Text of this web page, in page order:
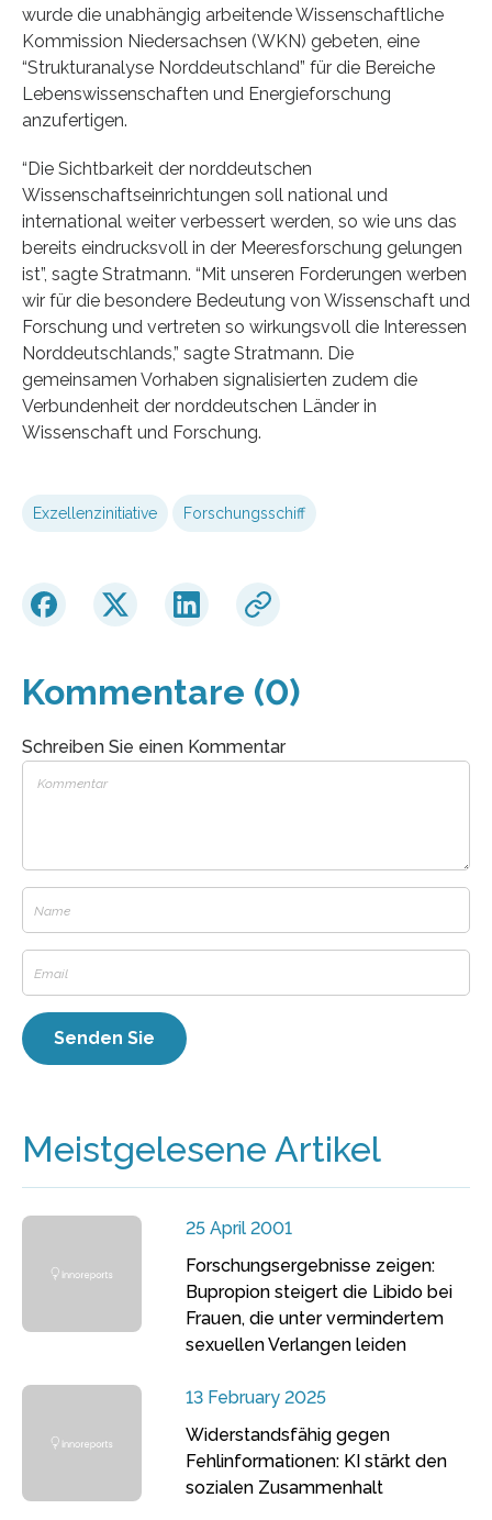
wurde die unabhängig arbeitende Wissenschaftliche
Kommission Niedersachsen (WKN) gebeten, eine
“Strukturanalyse Norddeutschland” für die Bereiche
Lebenswissenschaften und Energieforschung
anzufertigen.
“Die Sichtbarkeit der norddeutschen
Wissenschaftseinrichtungen soll national und
international weiter verbessert werden, so wie uns das
bereits eindrucksvoll in der Meeresforschung gelungen
ist”, sagte Stratmann. “Mit unseren Forderungen werben
wir für die besondere Bedeutung von Wissenschaft und
Forschung und vertreten so wirkungsvoll die Interessen
Norddeutschlands,” sagte Stratmann. Die
gemeinsamen Vorhaben signalisierten zudem die
Verbundenheit der norddeutschen Länder in
Wissenschaft und Forschung.
Exzellenzinitiative Forschungsschiff
Kommentare (0)
Schreiben Sie einen Kommentar
Meistgelesene Artikel
25 April 2001
Forschungsergebnisse zeigen:
Bupropion steigert die Libido bei
Frauen, die unter vermindertem
sexuellen Verlangen leiden
13 February 2025
Widerstandsfähig gegen
Fehlinformationen: KI stärkt den
sozialen Zusammenhalt